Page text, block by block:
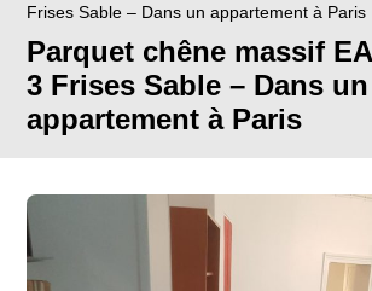
Frises Sable – Dans un appartement à Paris
Parquet chêne massif
3 Frises Sable – Dans un
appartement à Paris